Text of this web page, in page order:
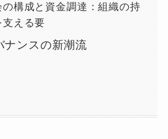
の構成と資金調達：組織の持
支える要
ナンスの新潮流